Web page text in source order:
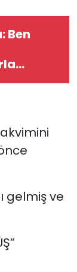
Ben
gelmiş ve